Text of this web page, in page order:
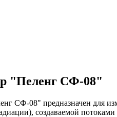
"Пеленг СФ-08"
СФ-08" предназначен для
создаваемой